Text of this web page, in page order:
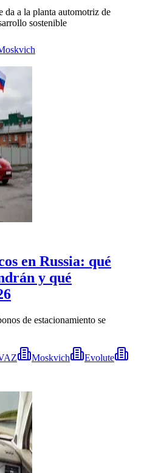
a la planta automotriz de
sostenible
en Russia: qué
y qué
de estacionamiento se
Moskvich
Evolute